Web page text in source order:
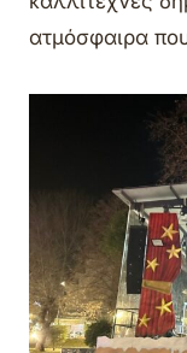
ατμόσφαιρα